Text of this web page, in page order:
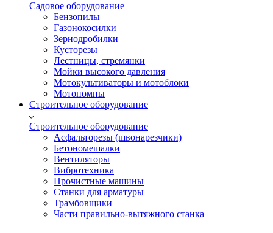
Садовое оборудование
Бензопилы
Газонокосилки
Зернодробилки
Кусторезы
Лестницы, стремянки
Мойки высокого давления
Мотокультиваторы и мотоблоки
Мотопомпы
Строительное оборудование
Строительное оборудование
Асфальторезы (швонарезчики)
Бетономешалки
Вентиляторы
Вибротехника
Прочистные машины
Станки для арматуры
Трамбовщики
Части правильно-вытяжного станка